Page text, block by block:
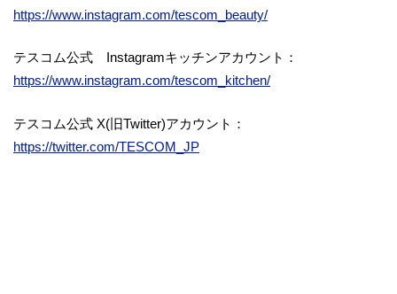
https://www.instagram.com/tescom_beauty/
テスコム公式 Instagramキッチンアカウント：
https://www.instagram.com/tescom_kitchen/
テスコム公式 X(旧Twitter)アカウント：
https://twitter.com/TESCOM_JP